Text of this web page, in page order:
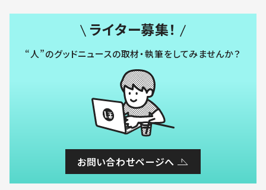
ライター募集！
“人”のグッドニュースの取材・執筆をしてみませんか？
お問い合わせページへ